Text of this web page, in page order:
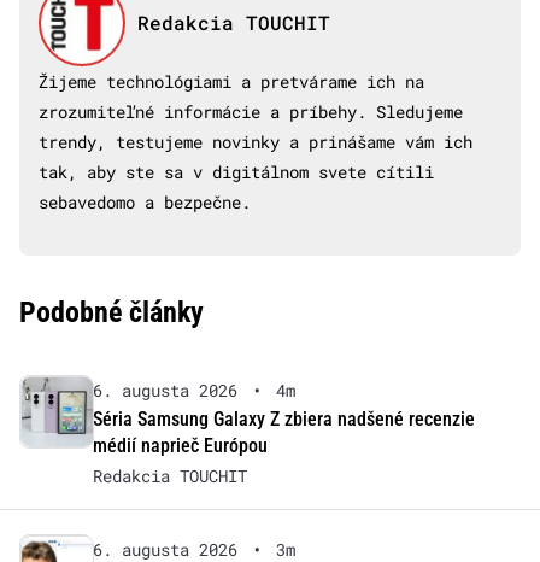
Redakcia TOUCHIT
Žijeme technológiami a pretvárame ich na
zrozumiteľné informácie a príbehy. Sledujeme
trendy, testujeme novinky a prinášame vám ich
tak, aby ste sa v digitálnom svete cítili
sebavedomo a bezpečne.
Podobné články
6. augusta 2026 •
4m
Séria Samsung Galaxy Z zbiera nadšené recenzie
médií naprieč Európou
Redakcia TOUCHIT
6. augusta 2026 •
3m